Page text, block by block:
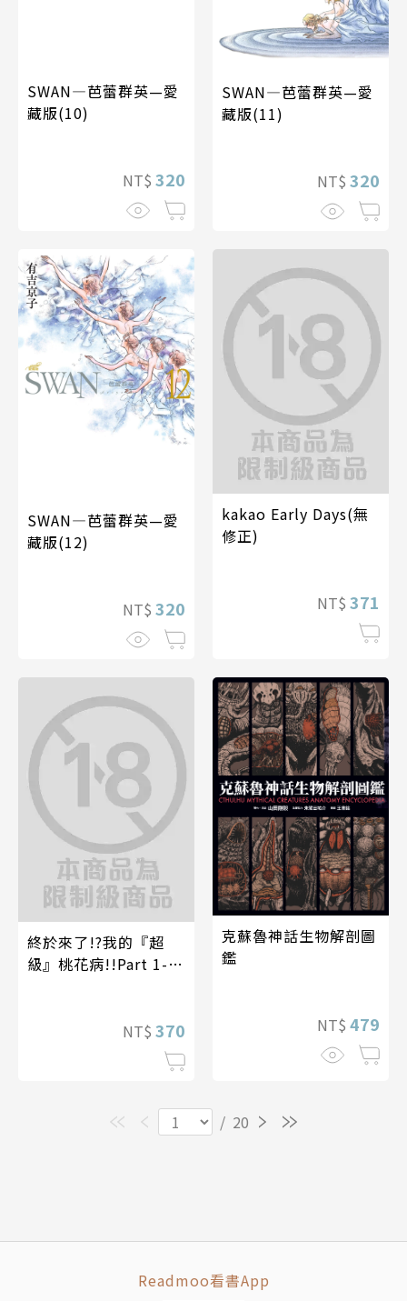
SWAN—芭蕾群英—愛
藏版(10)
NT$ 320
SWAN—芭蕾群英—愛
藏版(11)
NT$ 320
SWAN—芭蕾群英—愛
藏版(12)
NT$ 320
kakao Early Days(無
修正)
NT$ 371
終於來了!?我的『超
級』桃花病!!Part 1-遙
NT$ 370
克蘇魯神話生物解剖圖
鑑
NT$ 479
/ 20
Readmoo看書App